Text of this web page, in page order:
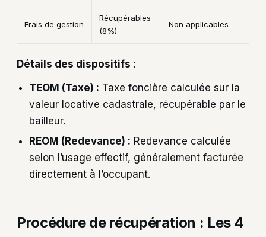
Frais de gestion
Récupérables
(8%)
Non applicables
Détails des dispositifs :
TEOM (Taxe) : Taxe foncière calculée sur la
valeur locative cadastrale, récupérable par le
bailleur.
REOM (Redevance) : Redevance calculée
selon l’usage effectif, généralement facturée
directement à l’occupant.
Procédure de récupération : Les 4